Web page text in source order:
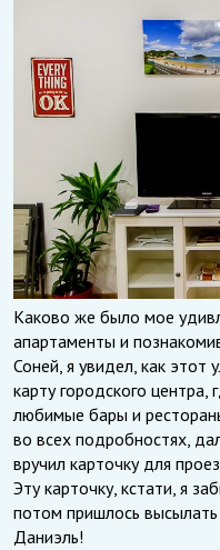
Каково же было мое
апартаменты и
Соней, я увидел, как этот
карту городского
любимые бары и
во всех подробностях,
вручил карточку для
Эту карточку, кстати, я
потом пришлось
Даниэль!